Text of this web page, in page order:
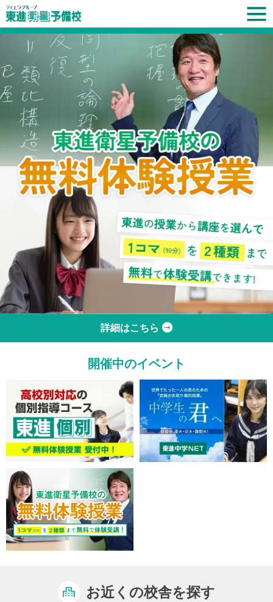
詳細はこちら
開催中のイベント
お近くの校舎を探す